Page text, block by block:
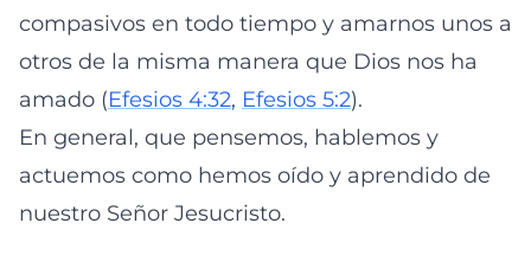
compasivos en todo tiempo y amarnos unos a
otros de la misma manera que Dios nos ha
amado (Efesios 4:32, Efesios 5:2).
En general, que pensemos, hablemos y
actuemos como hemos oído y aprendido de
nuestro Señor Jesucristo.